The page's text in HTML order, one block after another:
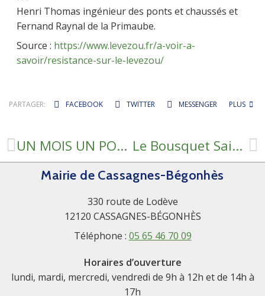
Henri Thomas ingénieur des ponts et chaussés et
Fernand Raynal de la Primaube.
Source : https://www.levezou.fr/a-voir-a-
savoir/resistance-sur-le-levezou/
PARTAGER: FACEBOOK TWITTER MESSENGER PLUS
UN MOIS UN PORTRAIT #35 FLAVIE Le Bousquet Saint-Amans retrouve son terrain de quilles
Mairie de Cassagnes-Bégonhès
330 route de Lodève
12120 CASSAGNES-BÉGONHÈS
Téléphone : 05 65 46 70 09
Horaires d’ouverture
lundi, mardi, mercredi, vendredi de 9h à 12h et de 14h à
17h